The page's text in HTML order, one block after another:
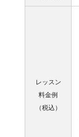
レッスン
料金例
（税込）